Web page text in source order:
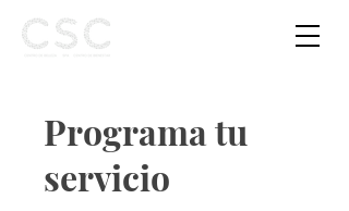
Programa tu
servicio